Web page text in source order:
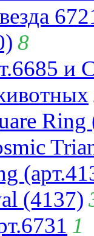
8
и
Ring
(4137)
1